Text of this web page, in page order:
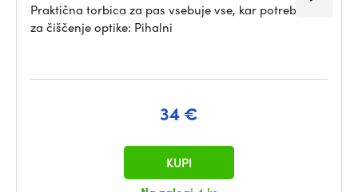
Praktična torbica za pas vsebuje vse, kar potrebujete
za čiščenje optike: Pihalni
34 €
KUPI